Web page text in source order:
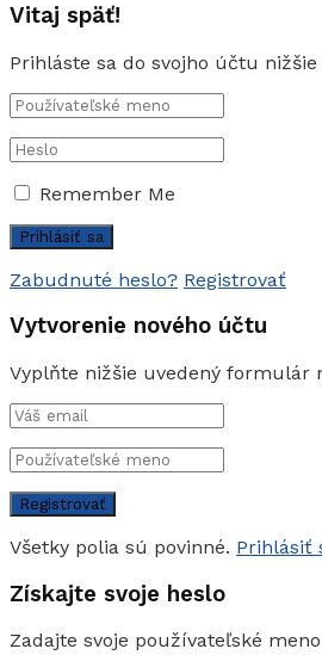
Vitaj späť!
Prihláste sa do svojho účtu nižšie
Remember Me
Zabudnuté heslo? Registrovať
Vytvorenie nového účtu
Vyplňte nižšie uvedený formulár
Všetky polia sú povinné. Prihlásiť
Získajte svoje heslo
Zadajte svoje používateľské